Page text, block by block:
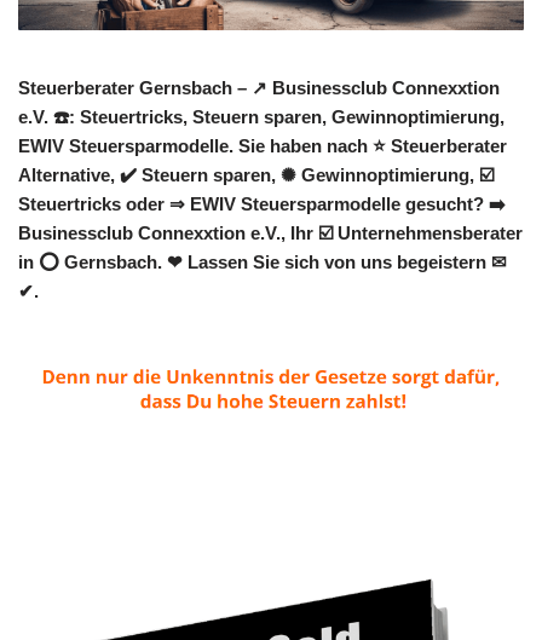
Steuerberater Gernsbach – ↗️ Businessclub Connexxtion
e.V. ☎️: Steuertricks, Steuern sparen, Gewinnoptimierung,
EWIV Steuersparmodelle. Sie haben nach ⭐ Steuerberater
Alternative, ✔️ Steuern sparen, ✺ Gewinnoptimierung, ☑️
Steuertricks oder ⇒ EWIV Steuersparmodelle gesucht? ➡️
Businessclub Connexxtion e.V., Ihr ☑️ Unternehmensberater
in ⭕ Gernsbach. ❤ Lassen Sie sich von uns begeistern ✉
✔.